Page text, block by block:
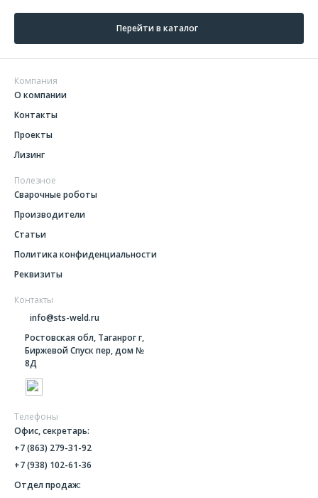
Перейти в каталог
Компания
О компании
Контакты
Проекты
Лизинг
Полезное
Сварочные роботы
Производители
Статьи
Политика конфиденциальности
Реквизиты
Контакты
info@sts-weld.ru
Ростовская обл, Таганрог г,
Биржевой Спуск пер, дом №
8Д
Телефоны
Офис, секретарь:
+7 (863) 279-31-92
+7 (938) 102-61-36
Отдел продаж: